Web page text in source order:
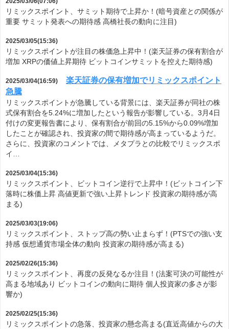
リミックスポイント、サミット期待で上昇か！(暗号資産との関係が
重要 サミット発表への期待感 高橋社長の動向に注目)
2025/03/05(15:36)
リミックスポイントが注目の株価急上昇中！(楽天証券の保有割合が
増加 XRPの価値上昇期待 ビットコインサミットを控えた期待感)
2025/03/04(16:59)
楽天証券の保有増加でリミックスポイント
急騰
リミックスポイントが急騰している背景には、楽天証券が同社の株
式保有割合を5.24%に増加したという報告が影響している。3月4日
付けの変更報告書により、保有割合が前回の5.15%から0.09%増加
したことが確認され、投資家の間で期待感が高まっているようだ。
さらに、投資家のコメントでは、メタプラとの比較でリミックスポ
イ…
2025/03/04(15:36)
リミックスポイント、ビットコイン逆行で上昇中！(ビットコイン下
落時に株価上昇 高値更新で強い上昇トレンド 投資家の期待感が高
まる)
2025/03/03(19:06)
リミックスポイント、ストップ高の勢い止まらず！(PTSでの強い支
持感 仮想通貨市場全体の動向 投資家の期待感が高まる)
2025/02/26(15:36)
リミックスポイント、再度の反発なるか注目！(法案可決の可能性が
高まる地域あり ビットコインの動向に期待 個人投資家の多さが影
響か)
2025/02/25(15:36)
リミックスポイントの急落、投資家の懸念高まる(直近高値からの大